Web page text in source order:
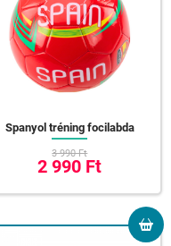
Spanyol tréning focilabda
3 990 Ft
2 990 Ft